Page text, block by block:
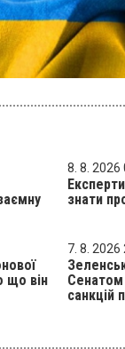
8. 8. 2026
знати
що він
7. 8. 2026
санкцій